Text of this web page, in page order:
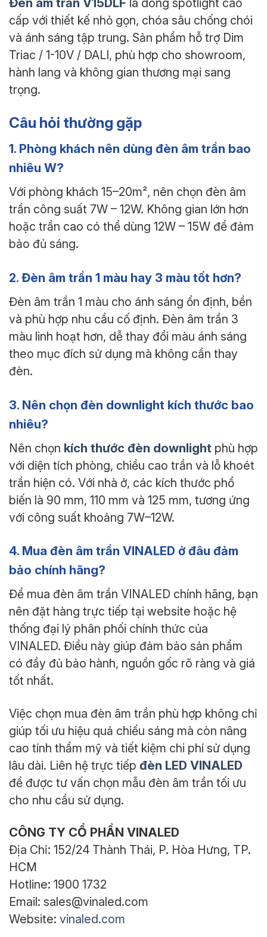
cấp với thiết kế nhỏ gọn, chóa sâu chống chói
và ánh sáng tập trung. Sản phẩm hỗ trợ Dim
Triac / 1-10V / DALI, phù hợp cho showroom,
hành lang và không gian thương mại sang
trọng.
Câu hỏi thường gặp
1. Phòng khách nên dùng đèn âm trần bao
nhiêu W?
Với phòng khách 15–20m², nên chọn đèn âm
trần công suất 7W – 12W. Không gian lớn hơn
hoặc trần cao có thể dùng 12W – 15W để đảm
bảo đủ sáng.
2. Đèn âm trần 1 màu hay 3 màu tốt hơn?
Đèn âm trần 1 màu cho ánh sáng ổn định, bền
và phù hợp nhu cầu cố định. Đèn âm trần 3
màu linh hoạt hơn, dễ thay đổi màu ánh sáng
theo mục đích sử dụng mà không cần thay
đèn.
3. Nên chọn đèn downlight kích thước bao
nhiêu?
Nên chọn kích thước đèn downlight phù hợp
với diện tích phòng, chiều cao trần và lỗ khoét
trần hiện có. Với nhà ở, các kích thước phổ
biến là 90 mm, 110 mm và 125 mm, tương ứng
với công suất khoảng 7W–12W.
4. Mua đèn âm trần VINALED ở đâu đảm
bảo chính hãng?
Để mua đèn âm trần VINALED chính hãng, bạn
nên đặt hàng trực tiếp tại website hoặc hệ
thống đại lý phân phối chính thức của
VINALED. Điều này giúp đảm bảo sản phẩm
có đầy đủ bảo hành, nguồn gốc rõ ràng và giá
tốt nhất.
Việc chọn mua đèn âm trần phù hợp không chỉ
giúp tối ưu hiệu quả chiếu sáng mà còn nâng
cao tính thẩm mỹ và tiết kiệm chi phí sử dụng
lâu dài. Liên hệ trực tiếp đèn LED VINALED
để được tư vấn chọn mẫu đèn âm trần tối ưu
cho nhu cầu sử dụng.
CÔNG TY CỔ PHẦN VINALED
Địa Chỉ: 152/24 Thành Thái, P. Hòa Hưng, TP.
HCM
Hotline: 1900 1732
Email: sales@vinaled.com
Website: vinaled.com